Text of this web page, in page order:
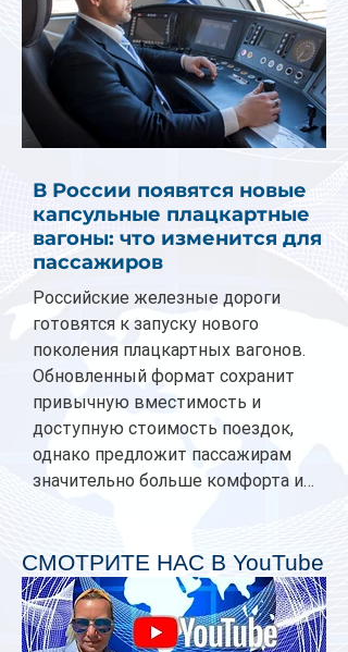
В России появятся новые
капсульные плацкартные
вагоны: что изменится для
пассажиров
Российские железные дороги
готовятся к запуску нового
поколения плацкартных вагонов.
Обновленный формат сохранит
привычную вместимость и
доступную стоимость поездок,
однако предложит пассажирам
значительно больше комфорта и
планируется начать в 2027 году.
Одним из главных нововведений
станут индивидуальные шторки у
каждого спального места. Они
СМОТРИТЕ НАС В YouTube